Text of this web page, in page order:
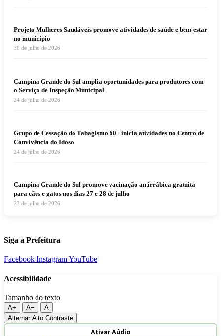
Projeto Mulheres Saudáveis promove atividades de saúde e bem-estar
no município
30 de julho de 2026
Campina Grande do Sul amplia oportunidades para produtores com
o Serviço de Inspeção Municipal
24 de julho de 2026
Grupo de Cessação do Tabagismo 60+ inicia atividades no Centro de
Convivência do Idoso
24 de julho de 2026
Campina Grande do Sul promove vacinação antirrábica gratuita
para cães e gatos nos dias 27 e 28 de julho
23 de julho de 2026
Siga a Prefeitura
Facebook InstagramYouTube
Acessibilidade
Tamanho do texto
A+ A−
A
Alternar Alto Contraste
Ativar Aúdio